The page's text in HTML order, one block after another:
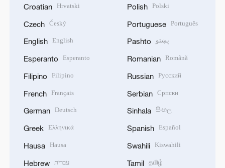
Croatian Hrvatski
Czech Český
English English
Esperanto Esperanto
Filipino Filipino
French Français
German Deutsch
Greek Ελληνικά
Hausa Hausa
Hebrew עברית
Polish Polski
Portuguese Português
Pashto پښتو
Romanian Română
Russian Русский
Serbian Српски
Sinhala සිංහල
Spanish Español
Swahili Kiswahili
Tamil தமிழ்